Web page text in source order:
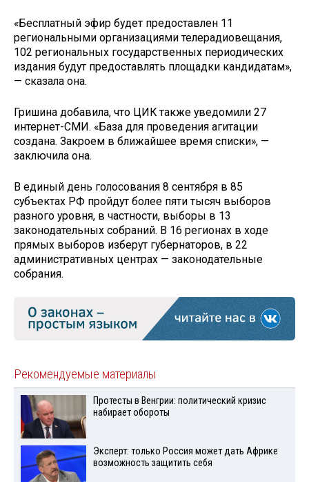
«Бесплатный эфир будет предоставлен 11
региональными организациями телерадиовещания,
102 региональных государственных периодических
издания будут предоставлять площадки кандидатам»,
— сказала она.
Гришина добавила, что ЦИК также уведомили 27
интернет-СМИ. «База для проведения агитации
создана. Закроем в ближайшее время списки», —
заключила она.
В единый день голосования 8 сентября в 85
субъектах РФ пройдут более пяти тысяч выборов
разного уровня, в частности, выборы в 13
законодательных собраний. В 16 регионах в ходе
прямых выборов изберут губернаторов, в 22
административных центрах — законодательные
собрания.
Рекомендуемые материалы
Протесты в Венгрии: политический кризис
набирает обороты
Эксперт: только Россия может дать Африке
возможность защитить себя